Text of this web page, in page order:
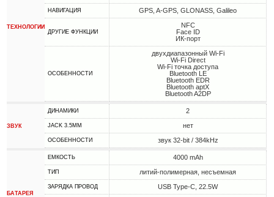
ТЕХНОЛОГИИ
НАВИГАЦИЯ GPS, A-GPS, GLONASS, Galileo
ДРУГИЕ ФУНКЦИИ
NFC
Face ID
ИК-порт
ОСОБЕННОСТИ
двухдиапазонный Wi-Fi
Wi-Fi Direct
Wi-Fi точка доступа
Bluetooth LE
Bluetooth EDR
Bluetooth aptX
Bluetooth A2DP
ЗВУК
ДИНАМИКИ 2
JACK 3.5MM нет
ОСОБЕННОСТИ звук 32-bit / 384kHz
БАТАРЕЯ
ЕМКОСТЬ 4000 mAh
ТИП литий-полимерная, несъемная
ЗАРЯДКА ПРОВОД USB Type-C, 22.5W